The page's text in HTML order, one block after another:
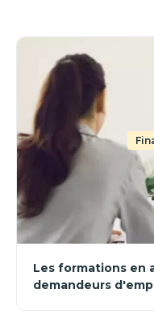
Les formations en
demandeurs